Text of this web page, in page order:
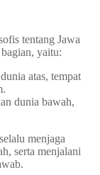
tentang Jawa
yaitu:
atas, tempat
dunia bawah,
menjaga
serta menjalani